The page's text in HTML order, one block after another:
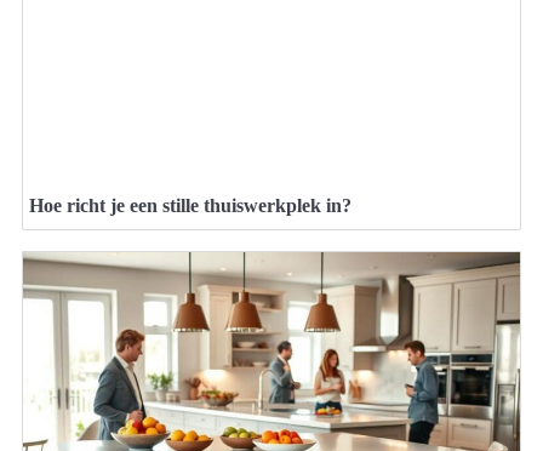
Hoe richt je een stille thuiswerkplek in?